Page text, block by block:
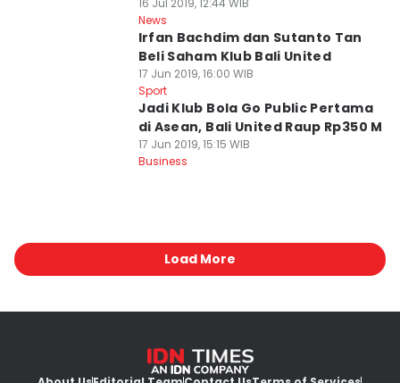
16 Jul 2019, 12:44 WIB
News
Irfan Bachdim dan Sutanto Tan
Beli Saham Klub Bali United
17 Jun 2019, 16:00 WIB
Sport
Jadi Klub Bola Go Public Pertama
di Asean, Bali United Raup Rp350 M
17 Jun 2019, 15:15 WIB
Business
Load More